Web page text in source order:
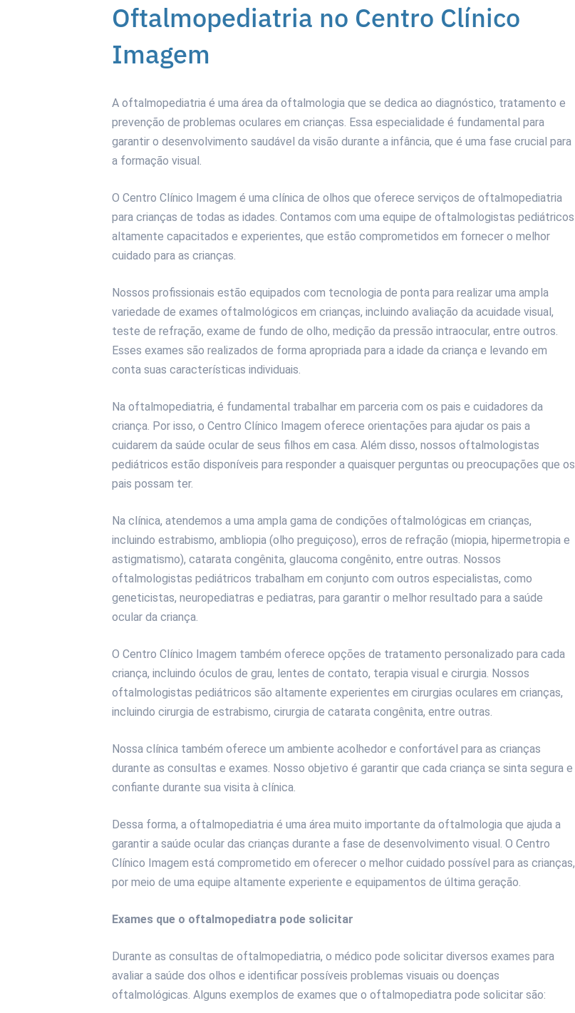
Oftalmopediatria no Centro Clínico
Imagem
A oftalmopediatria é uma área da oftalmologia que se dedica ao diagnóstico, tratamento e
prevenção de problemas oculares em crianças. Essa especialidade é fundamental para
garantir o desenvolvimento saudável da visão durante a infância, que é uma fase crucial para
a formação visual.
O Centro Clínico Imagem é uma clínica de olhos que oferece serviços de oftalmopediatria
para crianças de todas as idades. Contamos com uma equipe de oftalmologistas pediátricos
altamente capacitados e experientes, que estão comprometidos em fornecer o melhor
cuidado para as crianças.
Nossos profissionais estão equipados com tecnologia de ponta para realizar uma ampla
variedade de exames oftalmológicos em crianças, incluindo avaliação da acuidade visual,
teste de refração, exame de fundo de olho, medição da pressão intraocular, entre outros.
Esses exames são realizados de forma apropriada para a idade da criança e levando em
conta suas características individuais.
Na oftalmopediatria, é fundamental trabalhar em parceria com os pais e cuidadores da
criança. Por isso, o Centro Clínico Imagem oferece orientações para ajudar os pais a
cuidarem da saúde ocular de seus filhos em casa. Além disso, nossos oftalmologistas
pediátricos estão disponíveis para responder a quaisquer perguntas ou preocupações que os
pais possam ter.
Na clínica, atendemos a uma ampla gama de condições oftalmológicas em crianças,
incluindo estrabismo, ambliopia (olho preguiçoso), erros de refração (miopia, hipermetropia e
astigmatismo), catarata congênita, glaucoma congênito, entre outras. Nossos
oftalmologistas pediátricos trabalham em conjunto com outros especialistas, como
geneticistas, neuropediatras e pediatras, para garantir o melhor resultado para a saúde
ocular da criança.
O Centro Clínico Imagem também oferece opções de tratamento personalizado para cada
criança, incluindo óculos de grau, lentes de contato, terapia visual e cirurgia. Nossos
oftalmologistas pediátricos são altamente experientes em cirurgias oculares em crianças,
incluindo cirurgia de estrabismo, cirurgia de catarata congênita, entre outras.
Nossa clínica também oferece um ambiente acolhedor e confortável para as crianças
durante as consultas e exames. Nosso objetivo é garantir que cada criança se sinta segura e
confiante durante sua visita à clínica.
Dessa forma, a oftalmopediatria é uma área muito importante da oftalmologia que ajuda a
garantir a saúde ocular das crianças durante a fase de desenvolvimento visual. O Centro
Clínico Imagem está comprometido em oferecer o melhor cuidado possível para as crianças,
por meio de uma equipe altamente experiente e equipamentos de última geração.
Exames que o oftalmopediatra pode solicitar
Durante as consultas de oftalmopediatria, o médico pode solicitar diversos exames para
avaliar a saúde dos olhos e identificar possíveis problemas visuais ou doenças
oftalmológicas. Alguns exemplos de exames que o oftalmopediatra pode solicitar são: